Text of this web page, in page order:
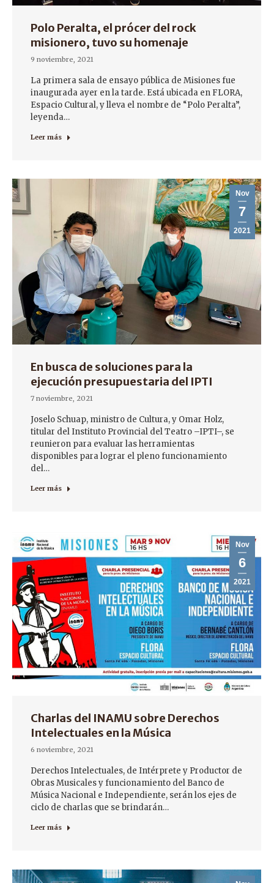
Polo Peralta, el prócer del rock
misionero, tuvo su homenaje
9 noviembre, 2021
La primera sala de ensayo pública de Misiones fue
inaugurada ayer en la tarde. Está ubicada en FLORA,
Espacio Cultural, y lleva el nombre de “Polo Peralta”,
leyenda…
Leer más
Nov
7
2021
En busca de soluciones para la
ejecución presupuestaria del IPTI
7 noviembre, 2021
Joselo Schuap, ministro de Cultura, y Omar Holz,
titular del Instituto Provincial del Teatro –IPTI–, se
reunieron para evaluar las herramientas
disponibles para lograr el pleno funcionamiento
del…
Leer más
Nov
6
2021
Charlas del INAMU sobre Derechos
Intelectuales en la Música
6 noviembre, 2021
Derechos Intelectuales, de Intérprete y Productor de
Obras Musicales y funcionamiento del Banco de
Música Nacional e Independiente, serán los ejes de
ciclo de charlas que se brindarán…
Leer más